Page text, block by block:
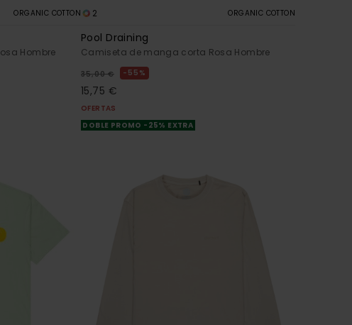
ORGANIC COTTON
Hombre
2 ORGANIC COTTON
Pool Draining
Camiseta de manga corta Rosa Hombre
35,00 € 55%
15,75 €
OFERTAS
DOBLE PROMO -25% EXTRA